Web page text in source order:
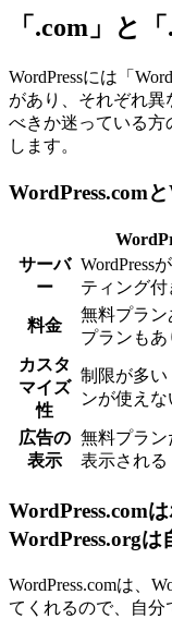
「.com」と
WordPressには「
があり、それぞれ
べきか迷っている方
します。
WordPress.com
サーバ
ー
WordPress
ティング付
料金
無料プラ
プランもあ
カスタ
マイズ
性
制限が多い
ンが使えな
広告の
表示
無料プラ
表示される
WordPress.com
WordPress.orgは
WordPress.comは、
てくれるので、自分